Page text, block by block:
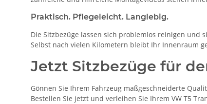
Praktisch. Pflegeleicht. Langlebig.
Die Sitzbezüge lassen sich problemlos reinigen und
Selbst nach vielen Kilometern bleibt Ihr Innenraum
Jetzt Sitzbezüge für
Gönnen Sie Ihrem Fahrzeug maßgeschneiderte
Bestellen Sie jetzt und verleihen Sie Ihrem VW T5